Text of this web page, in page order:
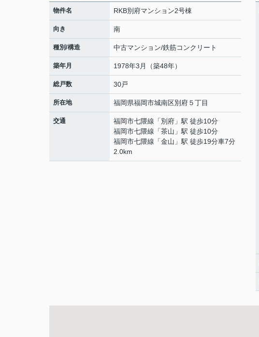
物件名 RKB別府マンション2号棟
向き 南
種別/構造 中古マンション/鉄筋コンクリート
築年月 1978年3月（築48年）
総戸数 30戸
所在地 福岡県福岡市城南区別府５丁目
交通 福岡市七隈線 「別府 」駅 徒歩10分
福岡市七隈線 「茶山 」駅 徒歩10分
福岡市七隈線 「金山 」駅 徒歩19分車7分
2.0km